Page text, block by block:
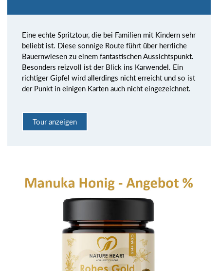
Eine echte Spritztour, die bei Familien mit Kindern sehr
beliebt ist. Diese sonnige Route führt über herrliche
Bauernwiesen zu einem fantastischen Aussichtspunkt.
Besonders reizvoll ist der Blick ins Karwendel. Ein
richtiger Gipfel wird allerdings nicht erreicht und so ist
der Punkt in einigen Karten auch nicht eingezeichnet.
Tour anzeigen